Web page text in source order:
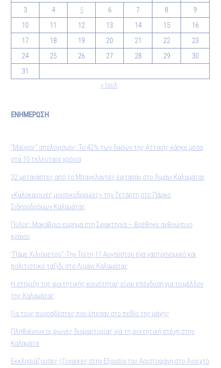
3
4 5 6 7 8
9
10
11 12 13 14 15
16
17
18 19 20 21 22
23
24
25 26 27 28 29
30
31
« Ιούλ
ΕΝΗΜΕΡΩΣΗ
“Μαύρος” απολογισμός: Το 42% των δασών της Αττικής κάηκε μέσα
στα 10 τελευταία χρόνια
32 μετανάστες από το Μπαγκλαντές έφτασαν στο Λιμάνι Καλαμάτας
«Καλοκαιρινές μουσικοδρομίες» την Τετάρτη στο Πάρκο
Σιδηροδρόμων Καλαμάτας
Πύλος: Μακάβριο εύρημα στη Σφακτηρία – Βρέθηκε ανθρώπινο
κρανίο
“Πάμε Χιλιόμετρο”: Την Τρίτη 11 Αυγούστου ένα γαστρονομικό και
πολιτιστικό ταξίδι στο Λιμάνι Καλαμάτας
Η στήριξη της φοιτητικής κοινότητας είναι επένδυση για το μέλλον
της Καλαμάτας
Για τους πυροσβέστες που έπεσαν στο πεδίο της μάχης
Πληθαίνουν οι φωνές διαμαρτυρίας για τη φοιτητική στέγη στην
Καλαμάτα
Εκκλησιάζουσες | Γυναίκες στην Εξουσία του Αριστοφάνη στο Ανοιχτό